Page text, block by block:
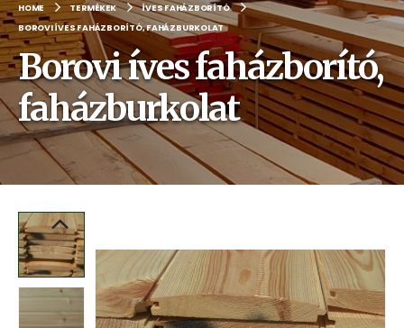
HOME TERMÉKEK
ÍVES FAHÁZBORÍTÓ
BOROVI ÍVES FAHÁZBORÍTÓ, FAHÁZBURKOLAT
Borovi íves faházborító,
faházburkolat